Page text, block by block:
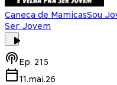
Caneca de MamicasSou
Ser Jovem
Ep. 215
11.mai.26